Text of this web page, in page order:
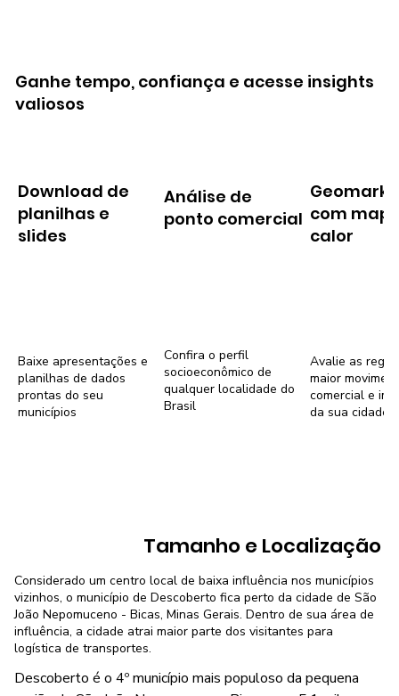
Download de
planilhas e
slides
Baixe apresentações e
planilhas de dados
prontas do seu
municípios
Análise de
ponto comercial
Confira o perfil
socioeconômico de
qualquer localidade do
Brasil
com
calor
Avalie as
maior
comercial e
da sua cidade
Ganhe tempo, confiança e acesse insights
valiosos
Tamanho e Localização
Considerado um centro local de baixa influência nos municípios
vizinhos, o município de Descoberto fica perto da cidade de São
João Nepomuceno - Bicas, Minas Gerais. Dentro de sua área de
influência, a cidade atrai maior parte dos visitantes para
logística de transportes.
Descoberto é o 4º município mais populoso da pequena